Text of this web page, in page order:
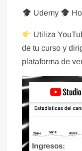
Udemy
Utiliza
de tu curso y
plataforma de